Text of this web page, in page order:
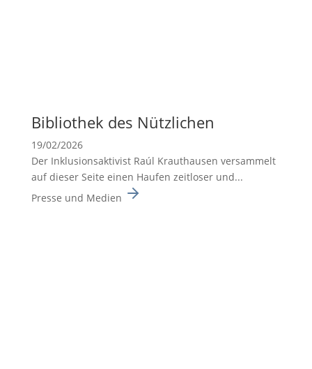
Biblio­thek des Nützli­chen
19/02/2026
Der Inklusionsaktivist Raúl Krauthausen versammelt
auf dieser Seite einen Haufen zeitloser und...
Presse und Medien